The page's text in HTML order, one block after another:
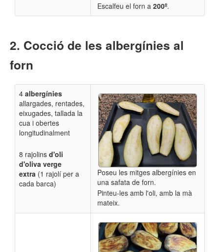
Escalfeu el forn a 200º.
Cocció de les albergínies al
forn
4 albergínies
allargades, rentades,
eixugades, tallada la
cua i obertes
longitudinalment
8 rajolinsd'oli
d'oliva verge
extra (1 rajolí per a
cada barca)
Poseu les mitges albergínies en
una safata de forn.
Pinteu-les amb l'oli, amb la mà
mateix.